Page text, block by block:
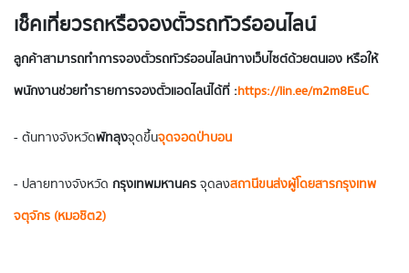
เช็คเที่ยวรถหรือจองตั๋วรถทัวร์ออนไลน์
ลูกค้าสามารถทำการจองตั๋วรถทัวร์ออนไลน์ทางเว็บไซต์ด้วยตนเอง หรือให้
พนักงานช่วยทำรายการจองตั๋วแอดไลน์ได้ที่ :https://lin.ee/m2m8EuC
- ต้นทางจังหวัดพัทลุงจุดขึ้นจุดจอดป่าบอน
- ปลายทางจังหวัด กรุงเทพมหานครจุดลงสถานีขนส่งผู้โดยสารกรุงเทพ
จตุจักร (หมอชิต2)